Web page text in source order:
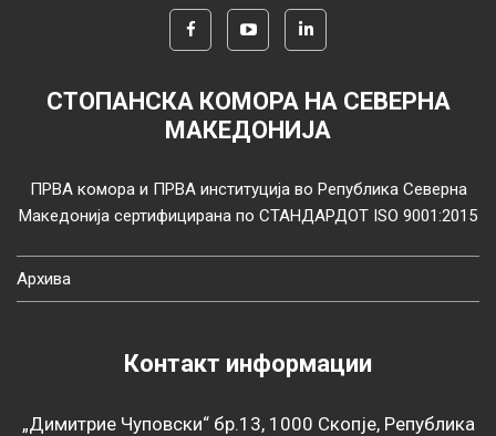
СТОПАНСКА КОМОРА НА СЕВЕРНА
МАКЕДОНИЈА
ПРВА комора и ПРВА институција во Република Северна
Македонија сертифицирана по СТАНДАРДОТ ISO 9001:2015
Архива
Контакт информации
„Димитрие Чуповски“ бр.13, 1000 Скопје, Република